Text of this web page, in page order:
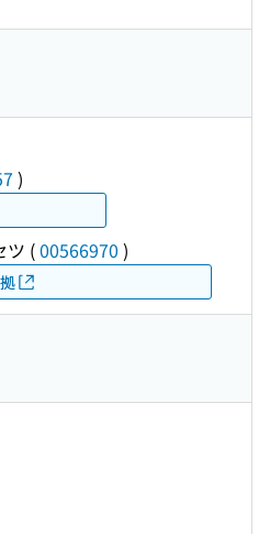
)
ツ (00566970 )